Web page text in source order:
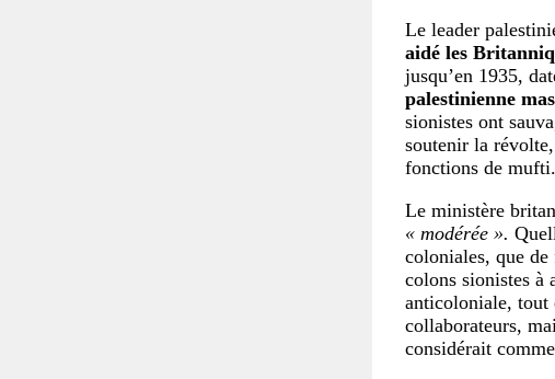
Le leader
aidé les
jusqu’en 1935,
palestinienne
sionistes ont
soutenir la
fonctions de
Le ministère
« modérée ».
coloniales, que
colons sionistes à
anticoloniale, tout
collaborateurs,
considérait